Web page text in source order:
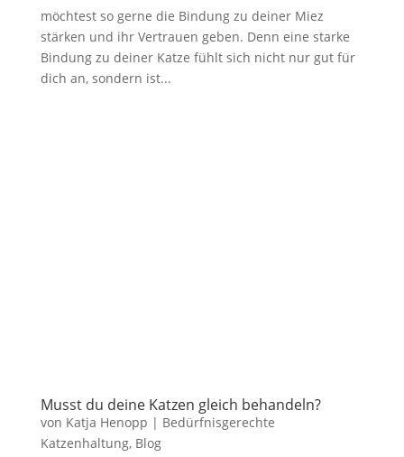
möchtest so gerne die Bindung zu deiner Miez
stärken und ihr Vertrauen geben. Denn eine starke
Bindung zu deiner Katze fühlt sich nicht nur gut für
dich an, sondern ist...
Musst du deine Katzen gleich behandeln?
von Katja Henopp | Bedürfnisgerechte
Katzenhaltung, Blog